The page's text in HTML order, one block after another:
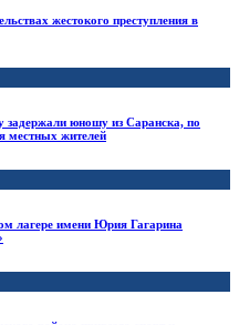
жестокого преступления в
юношу из Саранска, по
местных жителей
лагере имени Юрия Гагарина